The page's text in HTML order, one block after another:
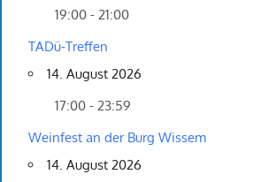
19:00 - 21:00
TADü-Treffen
14. August 2026
17:00 - 23:59
Weinfest an der Burg Wissem
14. August 2026